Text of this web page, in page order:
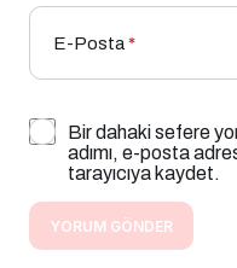
E-Posta*
Bir dahaki sefere
adımı, e-posta
tarayıcıya kaydet.
YORUM GÖNDER